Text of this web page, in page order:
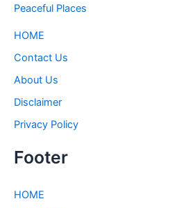
Peaceful Places
HOME
Contact Us
About Us
Disclaimer
Privacy Policy
Footer
HOME